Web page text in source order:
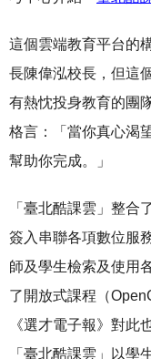
這個雲端教育平台的
長陳偉泓校長，但這
有熱忱投身教育的團
格言：「當你真心渴
幫助你完成。」
「臺北酷課雲」整合
簽入串聯各項數位服
師及學生檢索及使用
了開放式課程（
《選才電子報》對此
「臺北酷課雲」以學